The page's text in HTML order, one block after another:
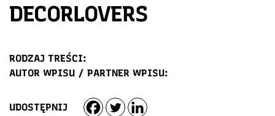
DECORLOVERS
RODZAJ TREŚCI:
AUTOR WPISU / PARTNER WPISU:
UDOSTĘPNIJ